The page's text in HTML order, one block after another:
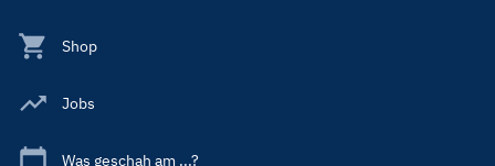
Shop
Jobs
Was geschah am ...?